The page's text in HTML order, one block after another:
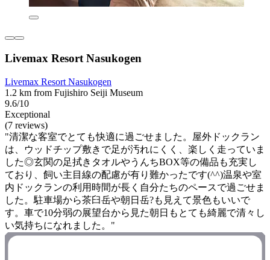
Livemax Resort Nasukogen
Livemax Resort Nasukogen
1.2 km from Fujishiro Seiji Museum
9.6/10
Exceptional
(7 reviews)
"清潔な客室でとても快適に過ごせました。屋外ドックラン
は、ウッドチップ敷きで足が汚れにくく、楽しく走っていま
した◎玄関の足拭きタオルやうんちBOX等の備品も充実し
ており、飼い主目線の配慮が有り難かったです(^^)温泉や室
内ドックランの利用時間が長く自分たちのペースで過ごせま
した。駐車場から茶臼岳や朝日岳?も見えて景色もいいで
す。車で10分弱の展望台から見た朝日もとても綺麗で清々し
い気持ちになれました。"